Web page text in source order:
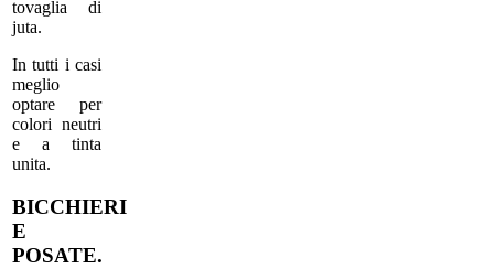
tovaglia di
juta.
In tutti i casi
meglio
optare per
colori neutri
e a tinta
unita.
BICCHIERI
E
POSATE.